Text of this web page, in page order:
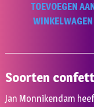
TOEVOEGEN
WINKELWAGEN
Soorten
Jan Monnikendam